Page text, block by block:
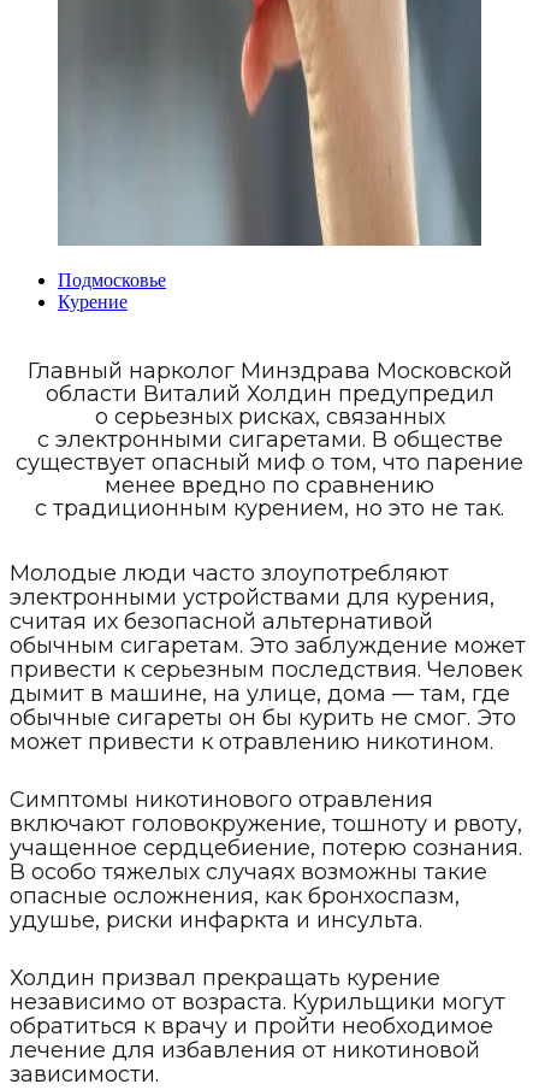
Подмосковье
Курение
Главный нарколог Минздрава Московской
области Виталий Холдин предупредил
о серьезных рисках, связанных
с электронными сигаретами. В обществе
существует опасный миф о том, что парение
менее вредно по сравнению
с традиционным курением, но это не так.
Молодые люди часто злоупотребляют
электронными устройствами для курения,
считая их безопасной альтернативой
обычным сигаретам. Это заблуждение может
привести к серьезным последствия. Человек
дымит в машине, на улице, дома — там, где
обычные сигареты он бы курить не смог. Это
может привести к отравлению никотином.
Симптомы никотинового отравления
включают головокружение, тошноту и рвоту,
учащенное сердцебиение, потерю сознания.
В особо тяжелых случаях возможны такие
опасные осложнения, как бронхоспазм,
удушье, риски инфаркта и инсульта.
Холдин призвал прекращать курение
независимо от возраста. Курильщики могут
обратиться к врачу и пройти необходимое
лечение для избавления от никотиновой
зависимости.